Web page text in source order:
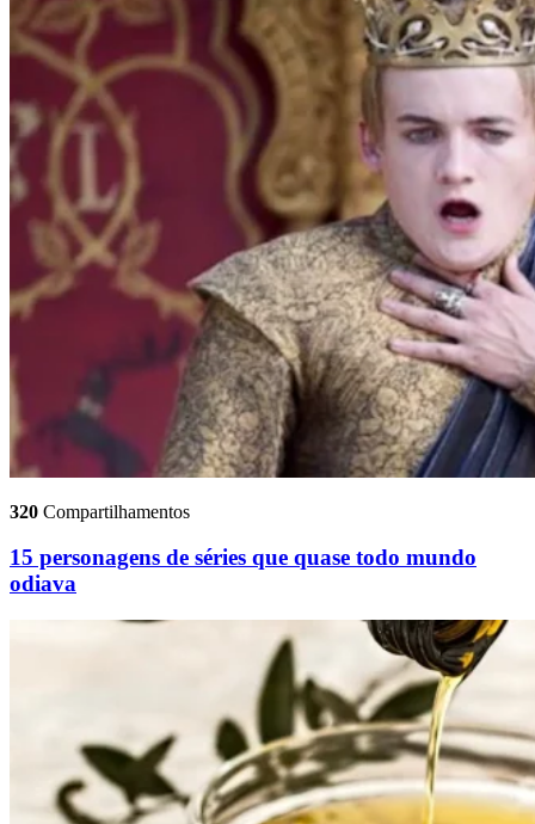
320 Compartilhamentos
15 personagens de séries que quase todo mundo
odiava